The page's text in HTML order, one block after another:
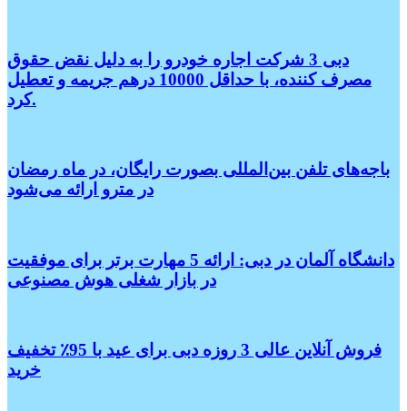
دبی 3 شرکت اجاره خودرو را به دلیل نقض حقوق
مصرف کننده، با حداقل 10000 درهم جریمه و تعطیل
کرد.
باجه‌های تلفن بین‌المللی بصورت رایگان، در ماه رمضان
در مترو ارائه می‌شود
دانشگاه آلمان در دبی: ارائه 5 مهارت برتر برای موفقیت
در بازار شغلی هوش مصنوعی
فروش آنلاین عالی 3 روزه دبی برای عید با 95٪ تخفیف
خرید